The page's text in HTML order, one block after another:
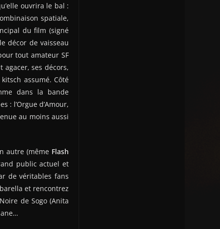
ouvrira le bal :
spatiale,
du film (signé
décor de vaisseau
tout amateur SF
agacer, ses décors,
assumé. Côté
dans la bande
: l’Orgue d’Amour,
au moins aussi
autre (même Flash
public actuel et
de véritables fans
et rencontrez
de Sogo (Anita